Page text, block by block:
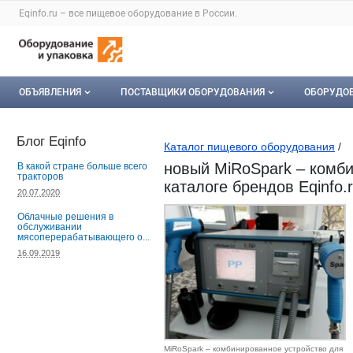
Раздел навигации по сайту eqinfo.ru
Eqinfo.ru – все пищевое оборудование в России.
Авторизация и меню пользователя
Навигация по разделам сайта eqinfo.ru
ОБЪЯВЛЕНИЯ
Мои объявления
ПОСТАВЩИКИ ОБОРУДОВАНИЯ
Каталог компаний
Моя компания
Платное размещение
Мое
Каталог пищевого оборудования /
новый MiRoSpark –
каталоге брендов
MiRoSpark – комбинированное устройство для
Блог Eqinfo
В какой стране больше всего
тракторов
20.07.2020
Облачные решения в
обслуживании
мясоперерабатывающего о...
16.09.2019